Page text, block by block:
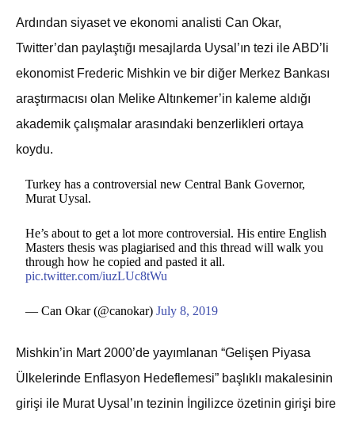
Ardından siyaset ve ekonomi analisti Can Okar,
Twitter’dan paylaştığı mesajlarda Uysal’ın tezi ile ABD’li
ekonomist Frederic Mishkin ve bir diğer Merkez Bankası
araştırmacısı olan Melike Altınkemer’in kaleme aldığı
akademik çalışmalar arasındaki benzerlikleri ortaya
koydu.
Turkey has a controversial new Central Bank Governor,
Murat Uysal.
He’s about to get a lot more controversial. His entire English
Masters thesis was plagiarised and this thread will walk you
through how he copied and pasted it all.
pic.twitter.com/iuzLUc8tWu
— Can Okar (@canokar)July 8, 2019
Mishkin’in Mart 2000’de yayımlanan “Gelişen Piyasa
Ülkelerinde Enflasyon Hedeflemesi” başlıklı makalesinin
girişi ile Murat Uysal’ın tezinin İngilizce özetinin girişi bire